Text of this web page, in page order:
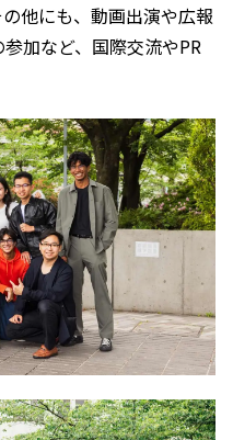
他にも、動画出演や広報
加など、国際交流やPR